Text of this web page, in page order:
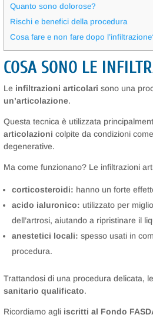
Quanto sono dolorose?
Rischi e benefici della procedura
Cosa fare e non fare dopo
COSA SONO LE
Le infiltrazioni articolarisono una
un’articolazione.
Questa tecnica è utilizzata
articolazioni colpite da condizioni
degenerative.
Ma come funzionano? Le infiltrazioni
corticosteroidi: hanno un forte
acido ialuronico: utilizzato per
dell’artrosi, aiutando a ripristinare il
anestetici locali:spesso usati in
procedura.
Trattandosi di una procedura delicata,
sanitario qualificato.
Ricordiamo agli iscritti al Fondo